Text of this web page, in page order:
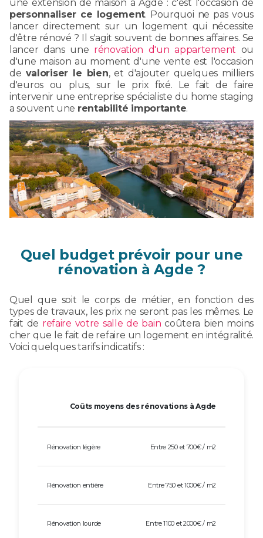
une extension de maison à Agde : c'est l'occasion de
personnaliser ce logement. Pourquoi ne pas vous
lancer directement sur un logement qui nécessite
d'être rénové ? Il s'agit souvent de bonnes affaires. Se
lancer dans une rénovation d'un appartement ou
d'une maison au moment d'une vente est l'occasion
de valoriser le bien, et d'ajouter quelques milliers
d'euros ou plus, sur le prix fixé. Le fait de faire
intervenir une entreprise spécialiste du home staging
a souvent une rentabilité importante.
Quel budget prévoir pour une
rénovation à Agde ?
Quel que soit le corps de métier, en fonction des
types de travaux, les prix ne seront pas les mêmes. Le
fait de refaire votre salle de bain coûtera bien moins
cher que le fait de refaire un logement en intégralité.
Voici quelques tarifs indicatifs :
Coûts moyens des rénovations à Agde
Rénovation légère Entre 250 et 700€ / m2
Rénovation entière Entre 750 et 1000€ / m2
Rénovation lourde Entre 1100 et 2000€ / m2